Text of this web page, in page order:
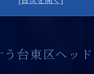
のヘッドスパ体験がもた
台東区ヘッ